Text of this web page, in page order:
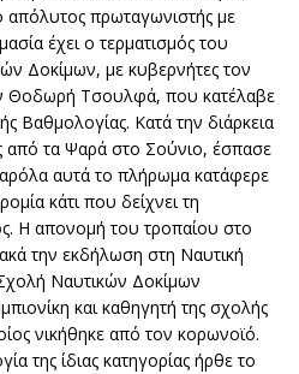
πρωταγωνιστής με
έχει ο τερματισμός του
Δοκίμων, με κυβερνήτες τον
Θοδωρή Τσουλφά, που κατέλαβε
Βαθμολογίας. Κατά την διάρκεια
από τα Ψαρά στο Σούνιο, έσπασε
αυτά το πλήρωμα κατάφερε
κάτι που δείχνει τη
Η απονομή του τροπαίου στο
την εκδήλωση στη Ναυτική
Ναυτικών Δοκίμων
και καθηγητή της σχολής
νικήθηκε από τον κορωνοϊό.
της ίδιας κατηγορίας ήρθε το